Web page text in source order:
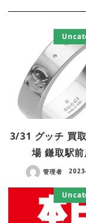
3/31 グッチ 買
場 鎌取駅
管理者